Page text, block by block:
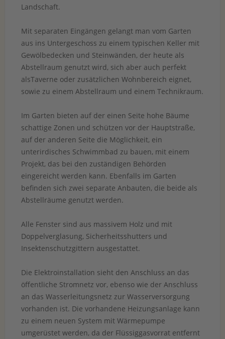
Landschaft.
Mit separaten Eingängen gelangt man vom Garten
aus ins Untergeschoss zu einem typischen Keller mit
Gewölbedecken und Steinwänden, der heute als
Abstellraum genutzt wird, sich aber auch perfekt
alsTaverne oder zusätzlichen Wohnbereich eignet,
sowie zu einem Abstellraum und einem Technikraum.
Im Garten bieten auf der einen Seite hohe Bäume
schattige Zonen und schützen vor der Hauptstraße,
auf der anderen Seite die Möglichkeit, ein
unterirdisches Schwimmbad zu bauen, mit einem
Projekt, das bei den zuständigen Behörden
eingereicht werden kann. Ebenfalls im Garten
befinden sich zwei separate Anbauten, die beide als
Abstellräume genutzt werden.
Alle Fenster sind aus massivem Holz und mit
Doppelverglasung, Sicherheitsshutters und
Insektenschutzgittern ausgestattet.
Die Elektroinstallation sieht den Anschluss an das
öffentliche Stromnetz vor, ebenso wie der Anschluss
an das Wasserleitungsnetz zur Wasserversorgung
vorhanden ist. Die vorhandene Heizungsanlage kann
zu einem neuen System mit Wärmepumpe
umgerüstet werden, da der Flüssiggasvorrat entfernt